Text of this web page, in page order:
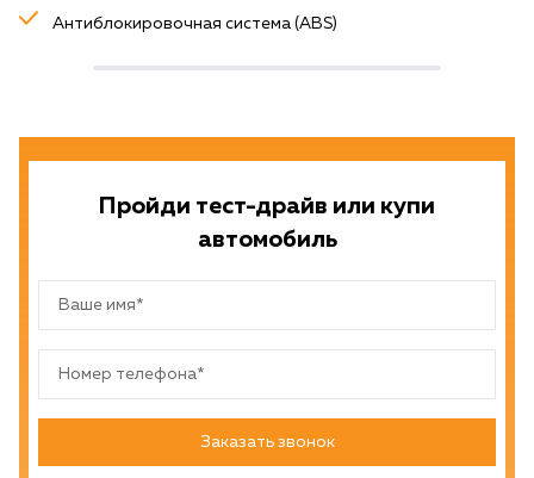
Антиблокировочная система (ABS)
Пройди тест-драйв или купи
автомобиль
Заказать звонок